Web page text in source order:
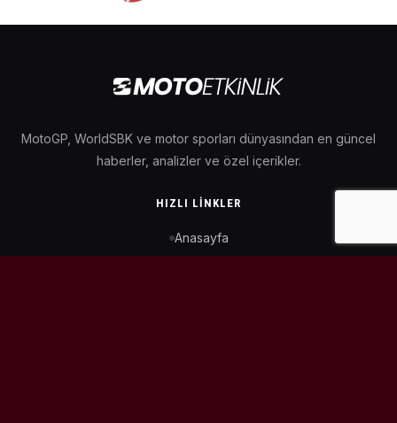
MotoGP, WorldSBK ve motor sporları dünyasından en güncel
haberler, analizler ve özel içerikler.
HIZLI LINKLER
Anasayfa